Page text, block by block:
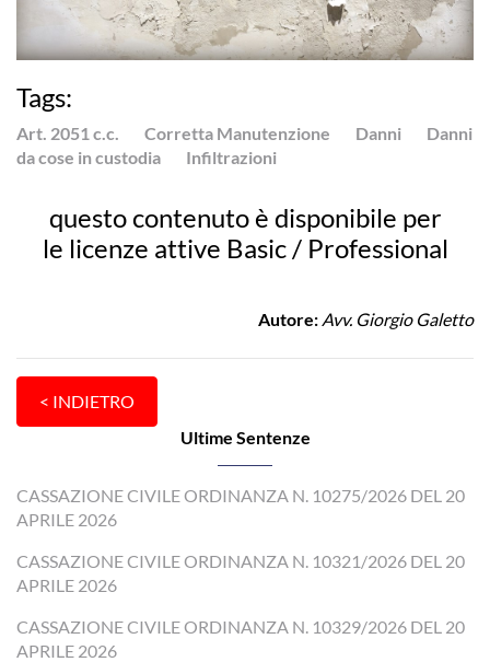
Tags:
Art. 2051 c.c. Corretta Manutenzione Danni
Danni
da cose in custodia
Infiltrazioni
questo contenuto è disponibile per
le licenze attive Basic / Professional
Autore: Avv. Giorgio Galetto
Ultime Sentenze
CASSAZIONE CIVILE ORDINANZA N. 10275/2026 DEL 20
APRILE 2026
CASSAZIONE CIVILE ORDINANZA N. 10321/2026 DEL 20
APRILE 2026
CASSAZIONE CIVILE ORDINANZA N. 10329/2026 DEL 20
APRILE 2026